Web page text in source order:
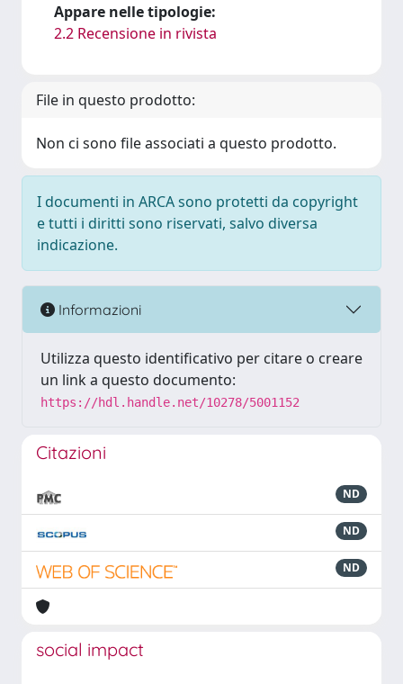
Appare nelle tipologie:
2.2 Recensione in rivista
File in questo prodotto:
Non ci sono file associati a questo prodotto.
I documenti in ARCA sono protetti da copyright
e tutti i diritti sono riservati, salvo diversa
indicazione.
Informazioni
Utilizza questo identificativo per citare o creare
un link a questo documento:
https://hdl.handle.net/10278/5001152
Citazioni
ND
ND
ND
social impact